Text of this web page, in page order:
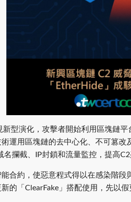
型演化，攻擊者開始利用區塊鏈
運用區塊鏈的去中心化、不可篡
攔截、IP封鎖和流量監控，提高C2
合約，使惡意程式得以在感染階
的「ClearFake」搭配使用，先以